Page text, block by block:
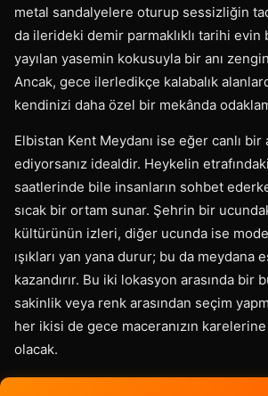
metal sandalyelere oturup sessizliğin
da ilerideki demir parmaklıklı tarihi evin
yayılan yasemin kokusuyla bir anı
Ancak, gece ilerledikçe kalabalık
kendinizi daha özel bir mekânda
Elbistan Kent Meydanı ise eğer canlı
ediyorsanız idealdir. Heykelin
saatlerinde bile insanların sohbet
sıcak bir ortam sunar. Şehrin bir
kültürünün izleri, diğer ucunda ise
ışıkları yan yana durur; bu da meydana
kazandırır. Bu iki lokasyon arasında bir
sakinlik veya renk arasından seçim
her ikisi de gece maceranızın
olacak.